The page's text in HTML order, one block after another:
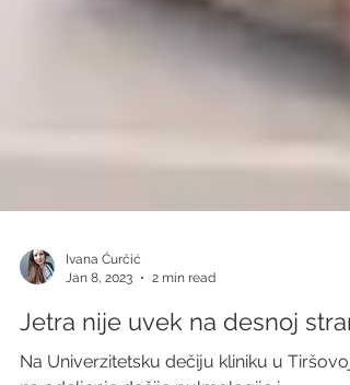
Jan 8, 2023
2 min read
Jetra nije uvek na desnoj